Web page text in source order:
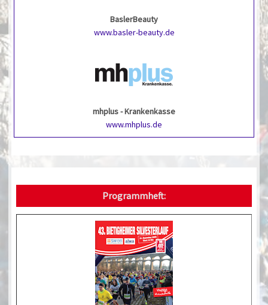
BaslerBeauty
www.basler-beauty.de
mhplus - Krankenkasse
www.mhplus.de
Programmheft: